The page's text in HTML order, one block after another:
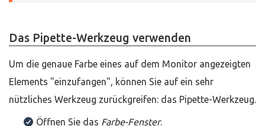
Das Pipette-Werkzeug verwenden
Um die genaue Farbe eines auf dem Monitor angezeigten
Elements "einzufangen", können Sie auf ein sehr
nützliches Werkzeug zurückgreifen: das Pipette-Werkzeug.
Öffnen Sie das Farbe-Fenster.